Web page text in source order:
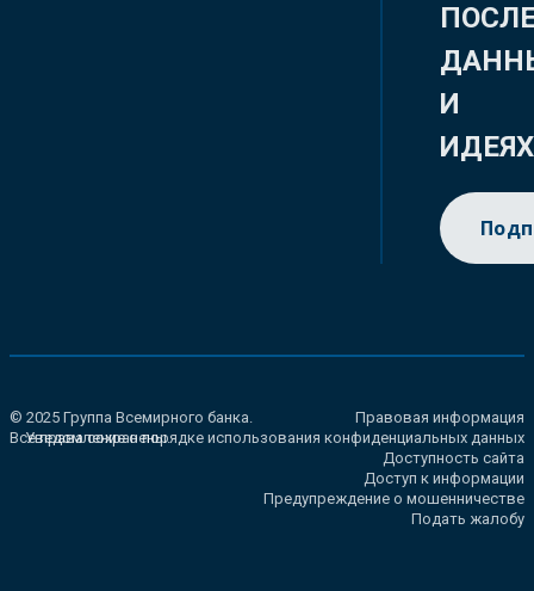
И
ИДЕЯХ
© 2025 Группа Всемирного банка.
Все права сохранены.
Правовая информация
Уведомление о порядке использования конфиденциальных данных
Доступность сайта
Доступ к информации
Предупреждение о мошенничестве
Подать жалобу